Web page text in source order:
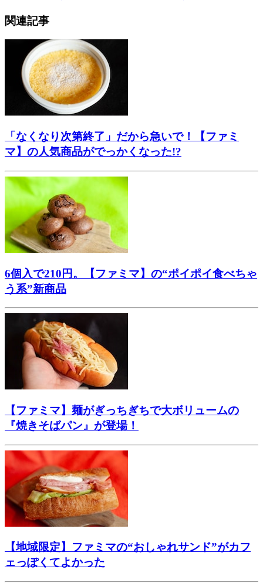
関連記事
「なくなり次第終了」だから急いで！【ファミ
マ】の人気商品がでっかくなった!?
6個入で210円。【ファミマ】の“ポイポイ食べちゃ
う系”新商品
【ファミマ】麺がぎっちぎちで大ボリュームの
『焼きそばパン』が登場！
【地域限定】ファミマの“おしゃれサンド”がカフ
ェっぽくてよかった